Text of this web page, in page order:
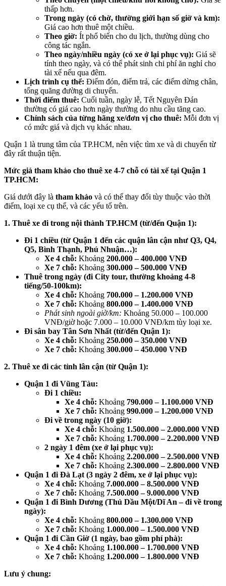
thấp hơn.
Trong ngày (có chờ, thường giới hạn số giờ và km):
Giá cao hơn thuê một chiều.
Theo giờ: Ít phổ biến cho du lịch, thường dùng cho
công tác ngắn.
Theo ngày/nhiều ngày (có xe ở lại phục vụ): Giá sẽ
tính theo ngày, và có thể phát sinh chi phí ăn nghỉ cho
tài xế nếu qua đêm.
Lịch trình cụ thể: Điểm đón, điểm trả, các điểm dừng chân,
tổng quãng đường di chuyển.
Thời điểm thuê: Cuối tuần, ngày lễ, Tết Nguyên Đán
thường có giá cao hơn ngày thường do nhu cầu tăng cao.
Chính sách của từng hãng xe/đơn vị cho thuê: Mỗi đơn vị
có mức giá và dịch vụ khác nhau.
Quận 1 là trung tâm của TP.HCM, nên việc tìm xe và di chuyển từ
đây rất thuận tiện.
Mức giá tham khảo cho thuê xe 4-7 chỗ có tài xế tại Quận 1
TP.HCM:
Giá dưới đây là tham khảo và có thể thay đổi tùy thuộc vào thời
điểm, loại xe cụ thể, và các yếu tố trên.
1. Thuê xe đi trong nội thành TP.HCM (từ/đến Quận 1):
Đi 1 chiều (từ Quận 1 đến các quận lân cận như Q3, Q4,
Q5, Bình Thạnh, Phú Nhuận…):
Xe 4 chỗ: Khoảng 200.000 – 400.000 VNĐ
Xe 7 chỗ: Khoảng 300.000 – 500.000 VNĐ
Thuê trong ngày (đi City tour, thường khoảng 4-8
tiếng/50-100km):
Xe 4 chỗ: Khoảng 700.000 – 1.200.000 VNĐ
Xe 7 chỗ: Khoảng 800.000 – 1.400.000 VNĐ
Phát sinh ngoài giờ/km: Khoảng 50.000 – 100.000
VNĐ/giờ hoặc 7.000 – 10.000 VNĐ/km tùy loại xe.
Đi sân bay Tân Sơn Nhất (từ/đến Quận 1):
Xe 4 chỗ: Khoảng 250.000 – 350.000 VNĐ
Xe 7 chỗ: Khoảng 300.000 – 450.000 VNĐ
2. Thuê xe đi các tỉnh lân cận (từ Quận 1):
Quận 1 đi Vũng Tàu:
Đi 1 chiều:
Xe 4 chỗ: Khoảng 790.000 – 1.100.000 VNĐ
Xe 7 chỗ: Khoảng 990.000 – 1.200.000 VNĐ
Đi về trong ngày (10 giờ):
Xe 4 chỗ: Khoảng 1.500.000 – 2.000.000 VNĐ
Xe 7 chỗ: Khoảng 1.700.000 – 2.200.000 VNĐ
2 ngày 1 đêm (xe ở lại phục vụ):
Xe 4 chỗ: Khoảng 2.200.000 – 2.500.000 VNĐ
Xe 7 chỗ: Khoảng 2.300.000 – 2.800.000 VNĐ
Quận 1 đi Đà Lạt (3 ngày 2 đêm, xe ở lại phục vụ):
Xe 4 chỗ: Khoảng 7.000.000 – 8.500.000 VNĐ
Xe 7 chỗ: Khoảng 7.500.000 – 9.000.000 VNĐ
Quận 1 đi Bình Dương (Thủ Dầu Một/Dĩ An – đi về trong
ngày):
Xe 4 chỗ: Khoảng 800.000 – 1.300.000 VNĐ
Xe 7 chỗ: Khoảng 1.000.000 – 1.500.000 VNĐ
Quận 1 đi Cần Giờ (1 ngày, bao gồm phí phà):
Xe 4 chỗ: Khoảng 1.100.000 – 1.700.000 VNĐ
Xe 7 chỗ: Khoảng 1.200.000 – 1.800.000 VNĐ
Lưu ý chung: